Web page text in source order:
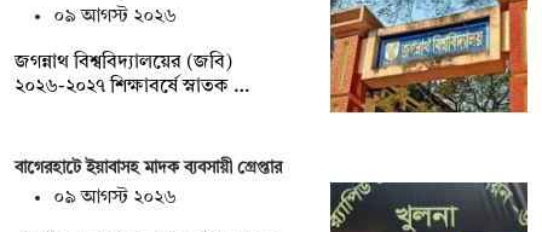
০৯ আগস্ট ২০২৬
জগন্নাথ বিশ্ববিদ্যালয়ের (জবি)
২০২৬-২০২৭ শিক্ষাবর্ষে স্নাতক …
বাগেরহাটে ইয়াবাসহ মাদক ব্যবসায়ী গ্রেপ্তার
০৯ আগস্ট ২০২৬